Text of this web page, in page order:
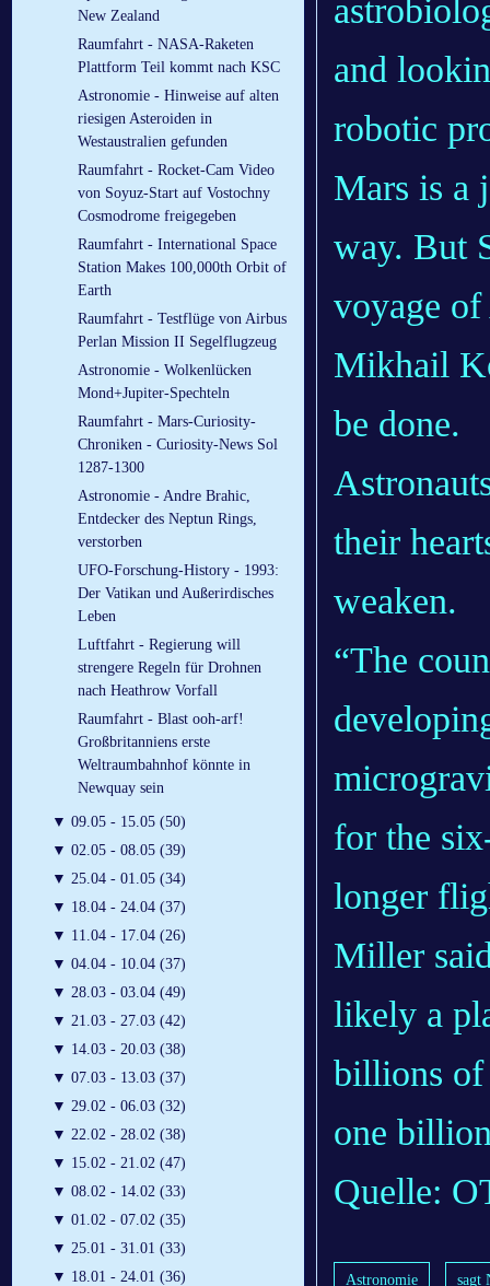
New Zealand
Raumfahrt - NASA-Raketen
Plattform Teil kommt nach KSC
Astronomie - Hinweise auf alten
riesigen Asteroiden in
Westaustralien gefunden
Raumfahrt - Rocket-Cam Video
von Soyuz-Start auf Vostochny
Cosmodrome freigegeben
Raumfahrt - International Space
Station Makes 100,000th Orbit of
Earth
Raumfahrt - Testflüge von Airbus
Perlan Mission II Segelflugzeug
Astronomie - Wolkenlücken
Mond+Jupiter-Spechteln
Raumfahrt - Mars-Curiosity-
Chroniken - Curiosity-News Sol
1287-1300
Astronomie - Andre Brahic,
Entdecker des Neptun Rings,
verstorben
UFO-Forschung-History - 1993:
Der Vatikan und Außerirdisches
Leben
Luftfahrt - Regierung will
strengere Regeln für Drohnen
nach Heathrow Vorfall
Raumfahrt - Blast ooh-arf!
Großbritanniens erste
Weltraumbahnhof könnte in
Newquay sein
▼ 09.05 - 15.05 (50)
▼ 02.05 - 08.05 (39)
▼ 25.04 - 01.05 (34)
▼ 18.04 - 24.04 (37)
▼ 11.04 - 17.04 (26)
▼ 04.04 - 10.04 (37)
▼ 28.03 - 03.04 (49)
▼ 21.03 - 27.03 (42)
▼ 14.03 - 20.03 (38)
▼ 07.03 - 13.03 (37)
▼ 29.02 - 06.03 (32)
▼ 22.02 - 28.02 (38)
▼ 15.02 - 21.02 (47)
▼ 08.02 - 14.02 (33)
▼ 01.02 - 07.02 (35)
▼ 25.01 - 31.01 (33)
▼ 18.01 - 24.01 (36)
and
robotic
Mars is a
way. But
voyage
Mikhail
be done.
their
weaken.
“The
for the
longer
Miller
likely a
billions of
one
Quelle:
Astronomie sagt